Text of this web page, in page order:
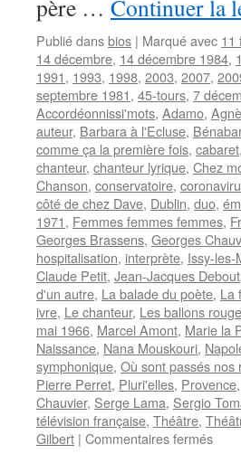
père … Continuer la
Publié dansbios | Marqué avec 11
14 décembre, 14 décembre 1984,
1991, 1993, 1998, 2003, 2007,
septembre 1981, 45-tours, 7
Accordéonnissi'mots, Adamo,
auteur, Barbara à l'Ecluse, Bénabar
comme ça la première fois, cabaret,
chanteur, chanteur lyrique, Chez
Chanson, conservatoire,
côté de chez Dave, Dublin, duo,
1971, Femmes femmes femmes,
Georges Brassens, Georges
hospitalisation, interprète, Issy-les-
Claude Petit, Jean-Jacques Debout
d'un autre, La balade du poète, La
ivre, Le chanteur, Les ballons
mai 1966, Marcel Amont, Marie la
Naissance, Nana Mouskouri,
symphonique, Où sont passés nos
Pierre Perret, Pluri'elles, Provence,
Chauvier, Serge Lama, Sergio
télévision française, Théâtre,
Gilbert | Commentaires ferméssur